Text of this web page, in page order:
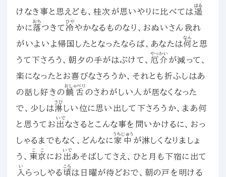
けなき事と思えども、桂次が思いやりに比べては遥
はる
かに落
おち
つきて冷
ひや
やかなるものなり、おぬいさん我れ
がいよいよ帰国したとなったならば、あなたは何
なん
と思
うて下さろう、朝夕の手がはぶけて、
厄介
やっかい
が減って、
楽になったとお喜びなさろうか、それとも折ふしはあ
の話し好きの 饒舌
おしゃべり
のさわがしい人が居なくなった
で、少しは淋
さび
しい位に思い出して下さろうか、まあ何
と思うてお 出
いで
なさるとこんな事を問いかけるに、おっ
しゃるまでもなく、どんなに家中
うちじゅう
が淋しくなりましょ
う、 東京
ここ
にお 出
いで
あそばしてさえ、ひと月も下宿に出て
入
い
らっしやる 頃
ころ
は日曜が待どおで、朝の戸を明ける